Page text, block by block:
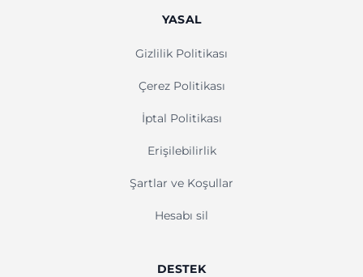
YASAL
Gizlilik Politikası
Çerez Politikası
İptal Politikası
Erişilebilirlik
Şartlar ve Koşullar
Hesabı sil
DESTEK